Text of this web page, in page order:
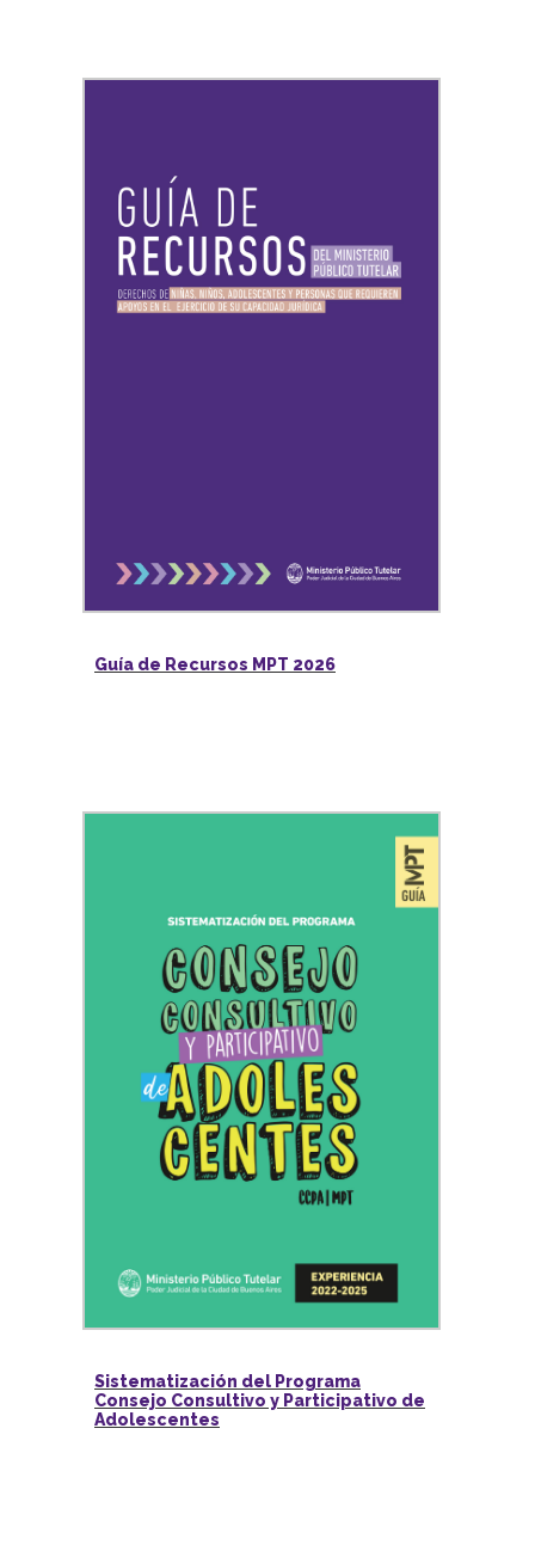
Guía de Recursos MPT 2026
Sistematización del Programa
Consejo Consultivo y Participativo de
Adolescentes